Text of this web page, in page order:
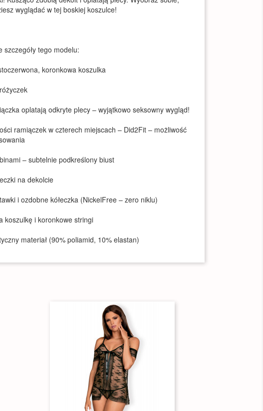
wyglądać w tej boskiej koszulce!
szczegóły tego modelu:
koronkowa koszulka
oplatają odkryte plecy – wyjątkowo seksowny wygląd!
ramiączek w czterech miejscach – Did2Fit – możliwość
– subtelnie podkreślony biust
na dekolcie
i ozdobne kółeczka (NickelFree – zero niklu)
koszulkę i koronkowe stringi
materiał (90% poliamid, 10% elastan)